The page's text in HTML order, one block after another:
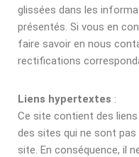
glissées dans les
présentés. Si vous en
faire savoir en nous
rectifications
Liens hypertextes :
Ce site contient des
des sites qui ne sont
site. En conséquence, il